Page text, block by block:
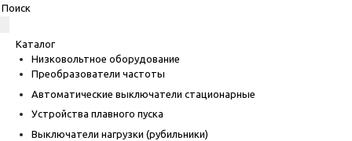
Каталог
Низковольтное оборудование
Преобразователи частоты
Автоматические выключатели стационарные
Устройства плавного пуска
Выключатели нагрузки (рубильники)